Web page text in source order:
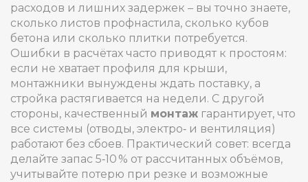
расходов и лишних задержек – вы точно знаете,
сколько листов профнастила, сколько кубов
бетона или сколько плитки потребуется.
Ошибки в расчётах часто приводят к простоям:
если не хватает профиля для крыши,
монтажники вынуждены ждать поставку, а
стройка растягивается на недели. С другой
стороны, качественный монтаж гарантирует, что
все системы (отводы, электро‑ и вентиляция)
работают без сбоев. Практический совет: всегда
делайте запас 5‑10 % от рассчитанных объёмов,
учитывайте потерю при резке и возможные